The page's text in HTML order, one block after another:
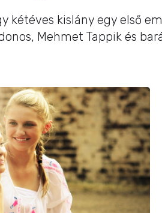
kétéves kislány egy első
Mehmet Tappik és